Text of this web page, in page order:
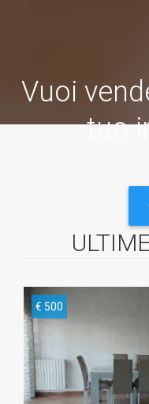
Vuoi
tuo
€ 500